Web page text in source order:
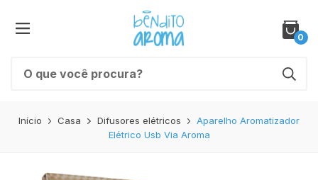
0
Início Casa Difusores elétricos
Aparelho Aromatizador
Elétrico Usb Via Aroma